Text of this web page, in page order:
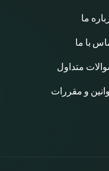
ما
با ما
متداول
و مقررات